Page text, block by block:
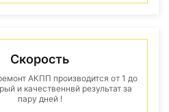
Скорость
АКПП производится от 1 до
и качественнвй результат за
пару дней !